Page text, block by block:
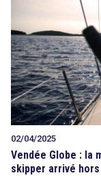
02/04/2025
Vendée Globe : la
skipper arrivé